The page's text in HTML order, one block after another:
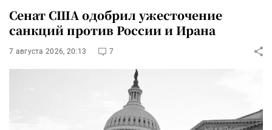
Сенат США одобрил ужесточение
санкций против России и Ирана
7 августа 2026, 20:13 7